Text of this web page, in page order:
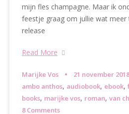
mijn fles champagne. Maar ik
feestje graag om jullie wat meer
release
Read More
Marijke Vos
21 november
ambo anthos, audiobook, ebook,
books, marijke vos, roman,van
8 Comments